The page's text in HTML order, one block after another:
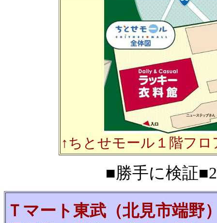
↑ちとせモール１階フ
■勝手に検証
Ｔマート東武（北見市端